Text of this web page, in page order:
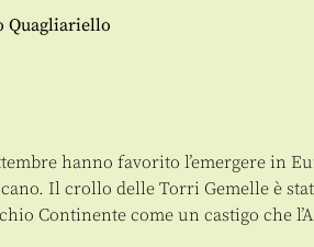
Quagliariello
hanno favorito l’emergere in
Il crollo delle Torri Gemelle è
Continente come un castigo che